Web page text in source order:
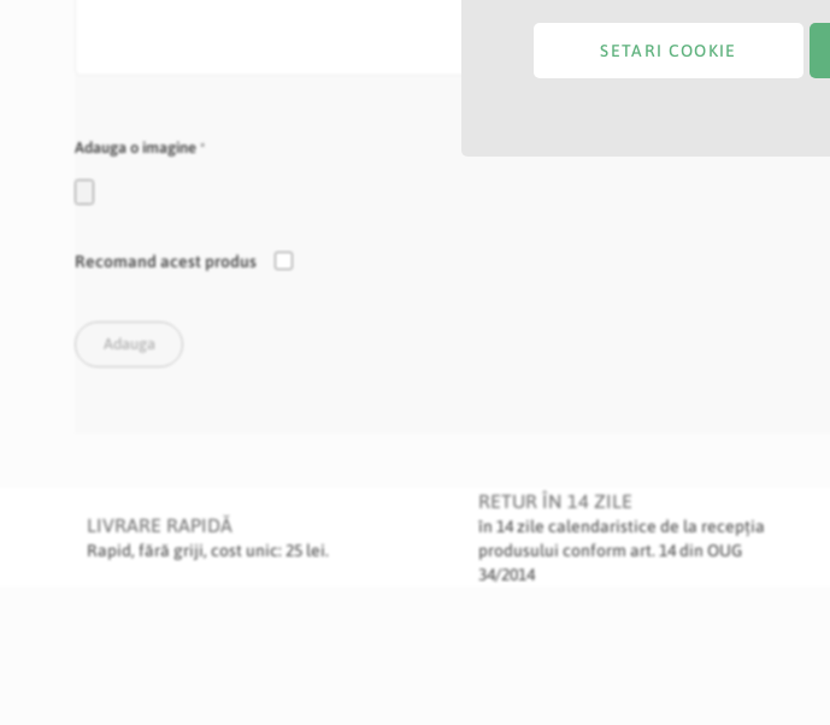
Adauga o imagine
Recomand acest produs
Adauga
LIVRARE RAPIDĂ
Rapid, fără griji, cost unic: 25 lei.
RETUR ÎN 14 ZILE
în 14 zile calendaristice de la recepția
produsului conform art. 14 din OUG
34/2014
SETARI COOKIE